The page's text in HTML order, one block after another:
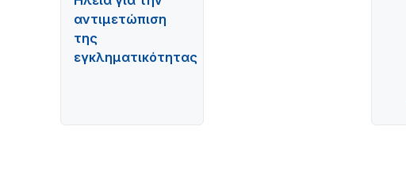
αντιμετώπιση
της
εγκληματικότητας